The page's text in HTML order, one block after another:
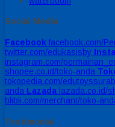
Social Media
Facebook facebook.com/
twitter.com/edukasisby
instagram.com/
shopee.co.id/toko-anda
tokopedia.com/
anda Lazada lazada.co.id/
blibli.com/merchant/toko-
Testimonial